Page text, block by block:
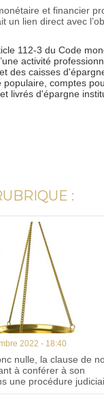
et financier
un lien direct avec
112-3 du Code
activité
des caisses
comptes
livrés d'épargne
:
2022 - 18:40
nulle, la clause de
à conférer à son
une procédure